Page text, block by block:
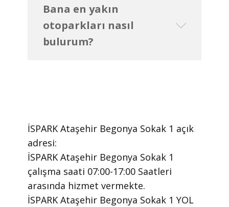
Bana en yakın
otoparkları nasıl
bulurum?
İSPARK Ataşehir Begonya Sokak 1 ​açık
adresi:
İSPARK Ataşehir Begonya Sokak 1 ​
çalışma saati 07:00-17:00 Saatleri
arasında ​hizmet vermekte.
​İSPARK Ataşehir Begonya Sokak 1 YOL